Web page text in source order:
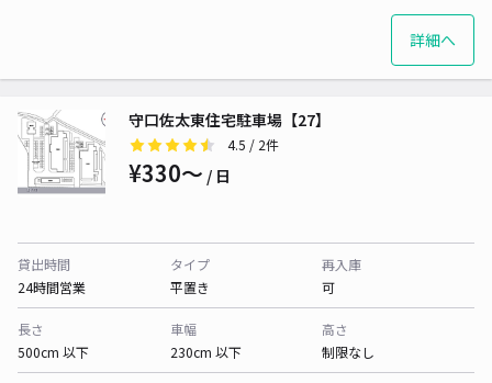
詳細へ
守口佐太東住宅駐車場【27】
4.5 / 2件
¥330〜 / 日
貸出時間
24時間営業
タイプ
平置き
再入庫
可
長さ
500cm 以下
車幅
230cm 以下
高さ
制限なし